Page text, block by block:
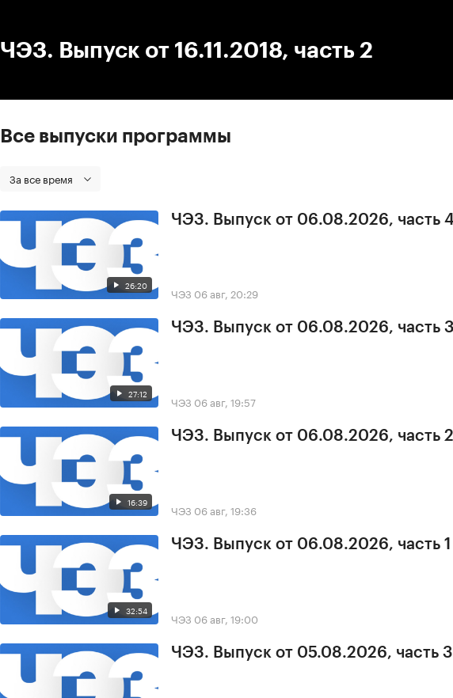
ЧЭЗ. Выпуск от 16.11.2018, часть 2
Все выпуски программы
За все время
26:20
ЧЭЗ. Выпуск от 06.08.2026, часть
ЧЭЗ 06 авг, 20:29
27:12
ЧЭЗ. Выпуск от 06.08.2026, часть
ЧЭЗ 06 авг, 19:57
16:39
ЧЭЗ. Выпуск от 06.08.2026, часть 2
ЧЭЗ 06 авг, 19:36
32:54
ЧЭЗ. Выпуск от 06.08.2026, часть 1
ЧЭЗ 06 авг, 19:00
ЧЭЗ. Выпуск от 05.08.2026, часть 3